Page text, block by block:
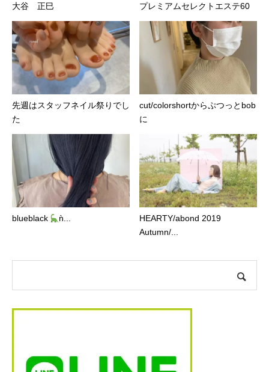
大谷 正巳 プレミアムセレクトエステ60
先週はスタッフネイル祭りでし
た︎
cut/colorshortからぷつっとbob
に︎
blueblack ǹ...
HEARTY/abond 2019
Autumn/...